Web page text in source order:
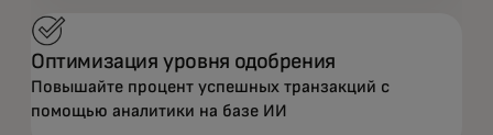
Оптимизация уровня одобрения
Повышайте процент успешных транзакций с
помощью аналитики на базе ИИ